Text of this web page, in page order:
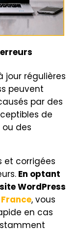
jour régulières
peuvent
par des
de
des
et corrigées
En optant
WordPress
, vous
en cas